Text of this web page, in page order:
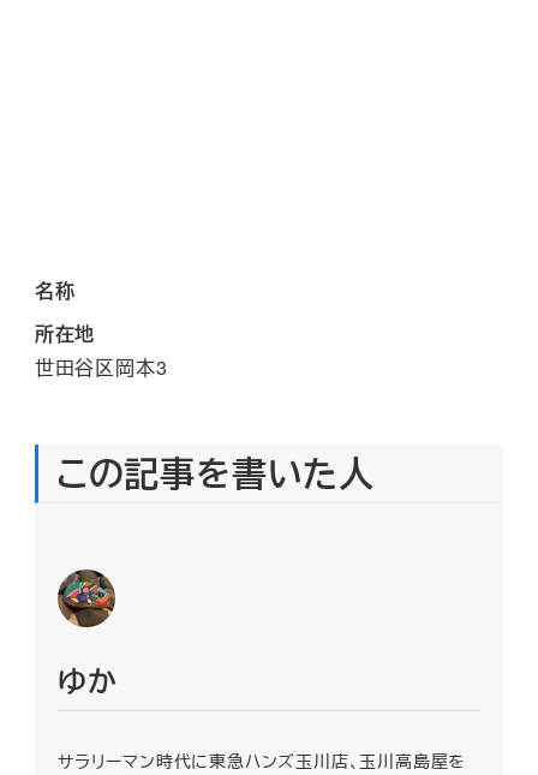
名称
所在地
世田谷区岡本3
この記事を書いた人
ゆか
サラリーマン時代に東急ハンズ玉川店、玉川高島屋を